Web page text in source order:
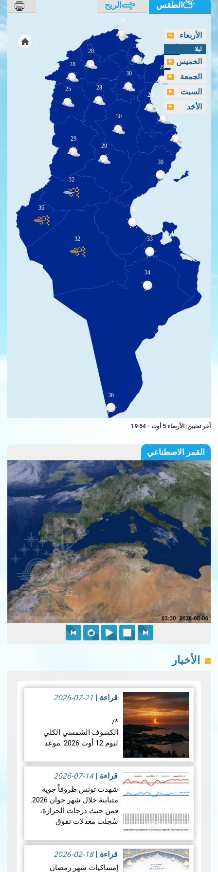
الطقس الريح
30
29
29
30
28
28
28
25
30
29
29
28
29
29
30
31
32
36
32 33
34
36
الأربعاء
ليلا
الخميس
الجمعة
السبت
الأحَد
آخر تحيين: الأربعاء 5 أوت - 19:54
القمر الاصطناعي
الأخبار
قراءة 2026-07-21
*/
الكسوف الشمسي الكلي
ليوم 12 أوت 2026: موعد
ستشهد الأرض واحدة من أروع
الظواهر الفلكية: كسوفا كلي
للشمس. يُعتبر هذا الكسوف
الأول من نوعه ال…
قراءة
قراءة |
2026-07-14
شهدت تونس ظروفاً جوية
متباينة خلال شهر جوان 2026.
فمن حيث درجات الحرارة،
سُجلت معدلات تفوق
أنحاء البلاد، بمعدل بلغ +1.9
درجة مئوية. ويضع هذالمعدل
شهرجوان… قراءة المزيد
قراءة |
2026-02-18
إمساكيات شهر رمضان